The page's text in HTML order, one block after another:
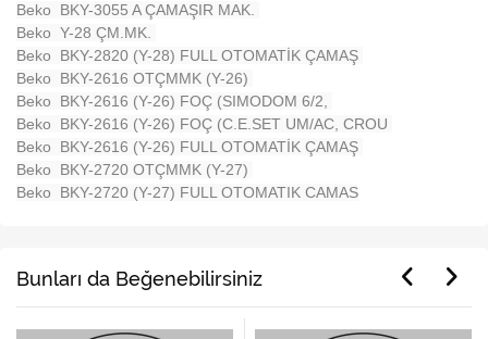
Beko BKY-3055 A ÇAMAŞIR MAK.
Beko Y-28 ÇM.MK.
Beko BKY-2820 (Y-28) FULL OTOMATİK ÇAMAŞ
Beko BKY-2616 OTÇMMK (Y-26)
Beko BKY-2616 (Y-26) FOÇ (SIMODOM 6/2,
Beko BKY-2616 (Y-26) FOÇ (C.E.SET UM/AC, CROU
Beko BKY-2616 (Y-26) FULL OTOMATİK ÇAMAŞ
Beko BKY-2720 OTÇMMK (Y-27)
Beko BKY-2720 (Y-27) FULL OTOMATIK CAMAS
Bunları da Beğenebilirsiniz